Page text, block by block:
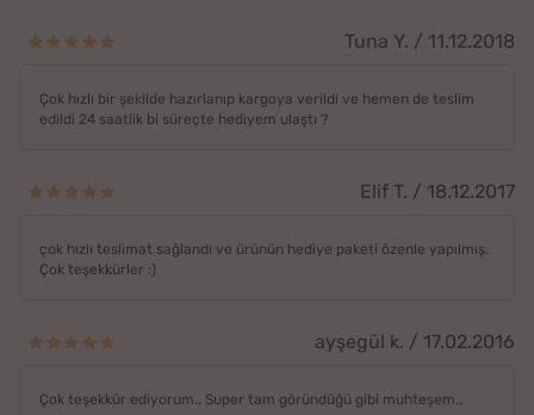
Tuna Y. / 11.12.2018
Çok hızlı bir şekilde hazırlanıp kargoya verildi ve hemen de teslim
edildi 24 saatlik bi süreçte hediyem ulaştı ?
Elif T. / 18.12.2017
çok hızlı teslimat sağlandı ve ürünün hediye paketi özenle yapılmış.
Çok teşekkürler :)
ayşegül k. / 17.02.2016
Çok teşekkür ediyorum.. Super tam göründüğü gibi muhteşem..